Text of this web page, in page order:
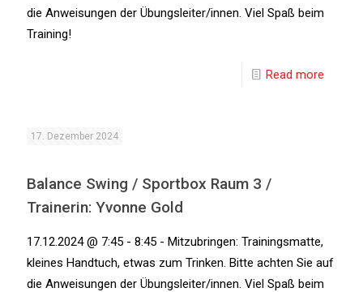
die Anweisungen der Übungsleiter/innen. Viel Spaß beim
Training!
Read more
17. Dezember 2024
Balance Swing / Sportbox Raum 3 /
Trainerin: Yvonne Gold
17.12.2024 @ 7:45 - 8:45 - Mitzubringen: Trainingsmatte,
kleines Handtuch, etwas zum Trinken. Bitte achten Sie auf
die Anweisungen der Übungsleiter/innen. Viel Spaß beim